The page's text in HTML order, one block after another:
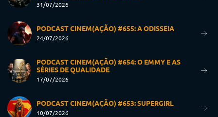
31/07/2026
PODCAST CINEM(AÇÃO) #655: A ODISSEIA
24/07/2026
PODCAST CINEM(AÇÃO) #654: O EMMY E AS
SÉRIES DE QUALIDADE
17/07/2026
PODCAST CINEM(AÇÃO) #653: SUPERGIRL
10/07/2026